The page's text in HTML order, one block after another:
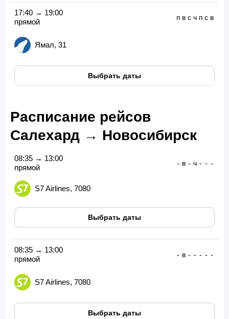
17:40 → 19:00
прямой
Ямал, 31
п в с ч п с в
Выбрать даты
Расписание рейсов
Салехард → Новосибирск
08:35 → 13:00
прямой
S7 Airlines, 7080
- в - ч - - -
Выбрать даты
08:35 → 13:00
прямой
S7 Airlines, 7080
- в - - - - -
Выбрать даты